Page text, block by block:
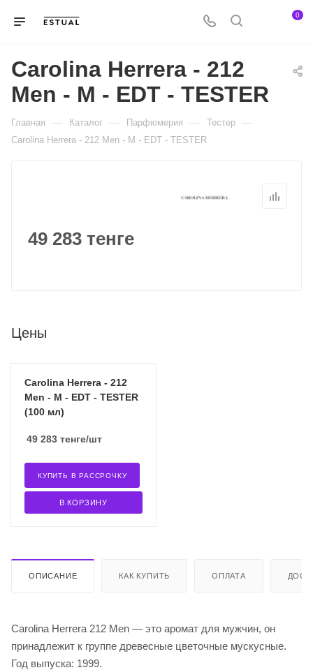
0
Carolina Herrera - 212
Men - M - EDT - TESTER
Главная — Каталог — Парфюмерия — Тестер —
Carolina Herrera - 212 Men - M - EDT - TESTER
49 283 тенге
Цены
Carolina Herrera - 212
Men - M - EDT - TESTER
(100 мл)
49 283 тенге/шт
В КОРЗИНУ
КУПИТЬ В РАССРОЧКУ
ОПИСАНИЕ КАК КУПИТЬ ОПЛАТА
Carolina Herrera 212 Men — это аромат для мужчин, он
принадлежит к группе древесные цветочные мускусные.
Год выпуска: 1999.